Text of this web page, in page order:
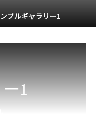
プルギャラリー1
1